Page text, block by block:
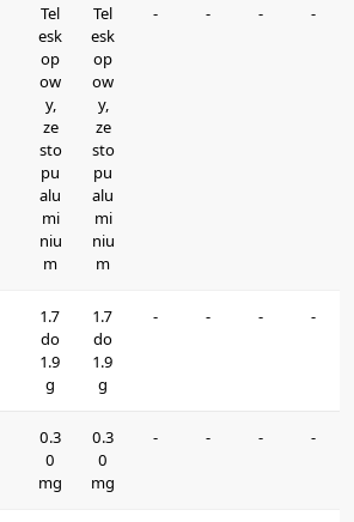
Tel
esk
op
ow
y,
ze
sto
pu
alu
mi
niu
m
Tel
esk
op
ow
y,
ze
sto
pu
alu
mi
niu
m
- - - -
1.7
do
1.9
g
1.7
do
1.9
g
- - - -
0.3
0
mg
0.3
0
mg
- - - -